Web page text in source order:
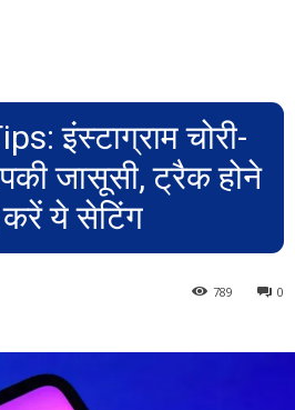
इंस्टाग्राम चोरी-
जासूसी, ट्रैक होने
ये सेटिंग
0
789